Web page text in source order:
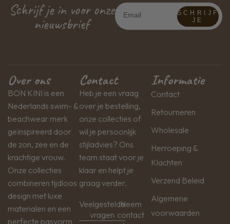
Schrijf je in voor onze
nieuwsbrief
SCHRIJF
JE
Over ons
BON KINI is een
Nederlands swim- &
beachwear merk
geïnspireerd door
de zon, zee en de
krachtige vrouw.
Onze collecties
combineren tijdloos
design met luxe
materialen en een
perfecte pasvorm
Contact
Heb je een vraag
over je bestelling,
onze collecties of
wil je persoonlijk
stijladvies? Ons
team staat voor je
klaar en helpt je
graag verder.
Veelgestelde
vragen
Neem
contact
Informatie
Contact
Retourneren
Wholesale
Herroeping &
Klachten
Verzend Beleid
Algemene
voorwaarden